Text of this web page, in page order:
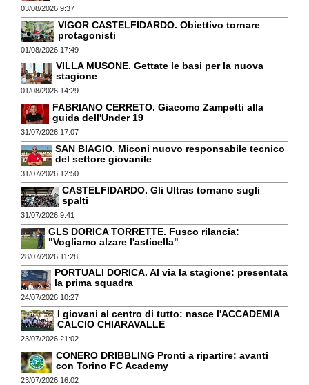
03/08/2026 9:37
VIGOR CASTELFIDARDO. Obiettivo tornare
protagonisti
01/08/2026 17:49
VILLA MUSONE. Gettate le basi per la nuova
stagione
01/08/2026 14:29
FABRIANO CERRETO. Giacomo Zampetti alla
guida dell'Under 19
31/07/2026 17:07
SAN BIAGIO. Miconi nuovo responsabile tecnico
del settore giovanile
31/07/2026 12:50
CASTELFIDARDO. Gli Ultras tornano sugli
spalti
31/07/2026 9:41
GLS DORICA TORRETTE. Fusco rilancia:
"Vogliamo alzare l'asticella"
28/07/2026 11:28
PORTUALI DORICA. Al via la stagione: presentata
la prima squadra
24/07/2026 10:27
I giovani al centro di tutto: nasce l'ACCADEMIA
CALCIO CHIARAVALLE
23/07/2026 21:02
CONERO DRIBBLING Pronti a ripartire: avanti
con Torino FC Academy
23/07/2026 16:02